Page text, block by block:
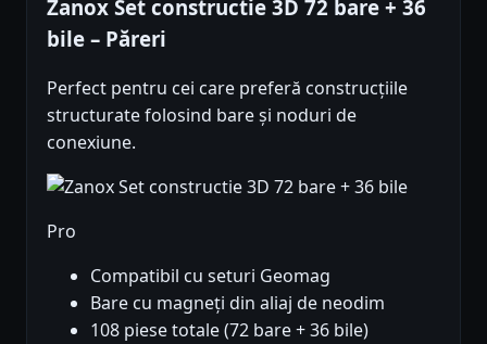
Zanox Set constructie 3D 72 bare + 36
bile – Păreri
Perfect pentru cei care preferă construcțiile
structurate folosind bare și noduri de
conexiune.
Pro
Compatibil cu seturi Geomag
Bare cu magneți din aliaj de neodim
108 piese totale (72 bare + 36 bile)